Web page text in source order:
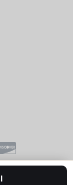
Reserved